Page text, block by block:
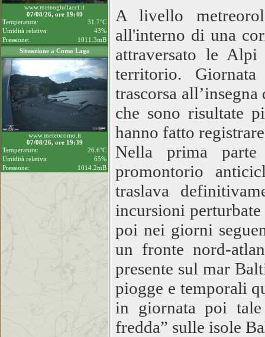
www.meteogiuliacci.it
07/08/26, ore 19:40
Temperatura:
31.7°C
Umidità relativa:
43%
Pressione:
1011.3mB
Situazione a Como Lago
www.meteocomo.it
07/08/26, ore 19:39
Temperatura:
26.6°C
Umidità relativa:
65%
Pressione:
1014.2mB
A livello
all'interno di una
attraversato le
territorio.
trascorsa
che sono risultate
hanno fatto
Nella prima
promontorio
traslava
incursioni
poi nei giorni
un fronte nord-
presente sul mar
piogge e temporali
in giornata poi tale
fredda” sulle isole